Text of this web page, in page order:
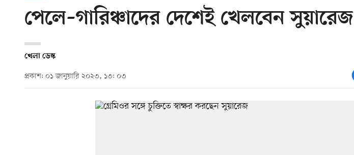
পেলে–গারিঞ্চাদের দেশেই খেলবেন সুয়ারেজ
খেলা ডেস্ক
প্রকাশ: ০১ জানুয়ারি ২০২৩, ১৩: ০৩